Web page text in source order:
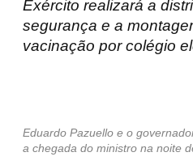
Exército realizará a
segurança e a
vacinação por colégio
Eduardo Pazuello e o
a chegada do ministro na noite